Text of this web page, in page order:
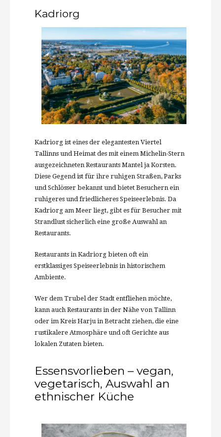
Kadriorg
Kadriorg ist eines der elegantesten Viertel
Tallinns und Heimat des mit einem Michelin-Stern
ausgezeichneten Restaurants Mantel ja Korsten.
Diese Gegend ist für ihre ruhigen Straßen, Parks
und Schlösser bekannt und bietet Besuchern ein
ruhigeres und friedlicheres Speiseerlebnis. Da
Kadriorg am Meer liegt, gibt es für Besucher mit
Strandlust sicherlich eine große Auswahl an
Restaurants.
Restaurants in Kadriorg bieten oft ein
erstklassiges Speiseerlebnis in historischem
Ambiente.
Wer dem Trubel der Stadt entfliehen möchte,
kann auch Restaurants in der Nähe von Tallinn
oder im Kreis Harju in Betracht ziehen, die eine
rustikalere Atmosphäre und oft Gerichte aus
lokalen Zutaten bieten.
Essensvorlieben – vegan,
vegetarisch, Auswahl an
ethnischer Küche